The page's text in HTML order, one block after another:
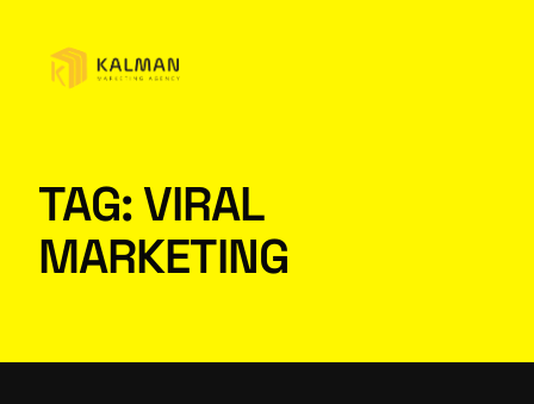
TAG:VIRAL
MARKETING